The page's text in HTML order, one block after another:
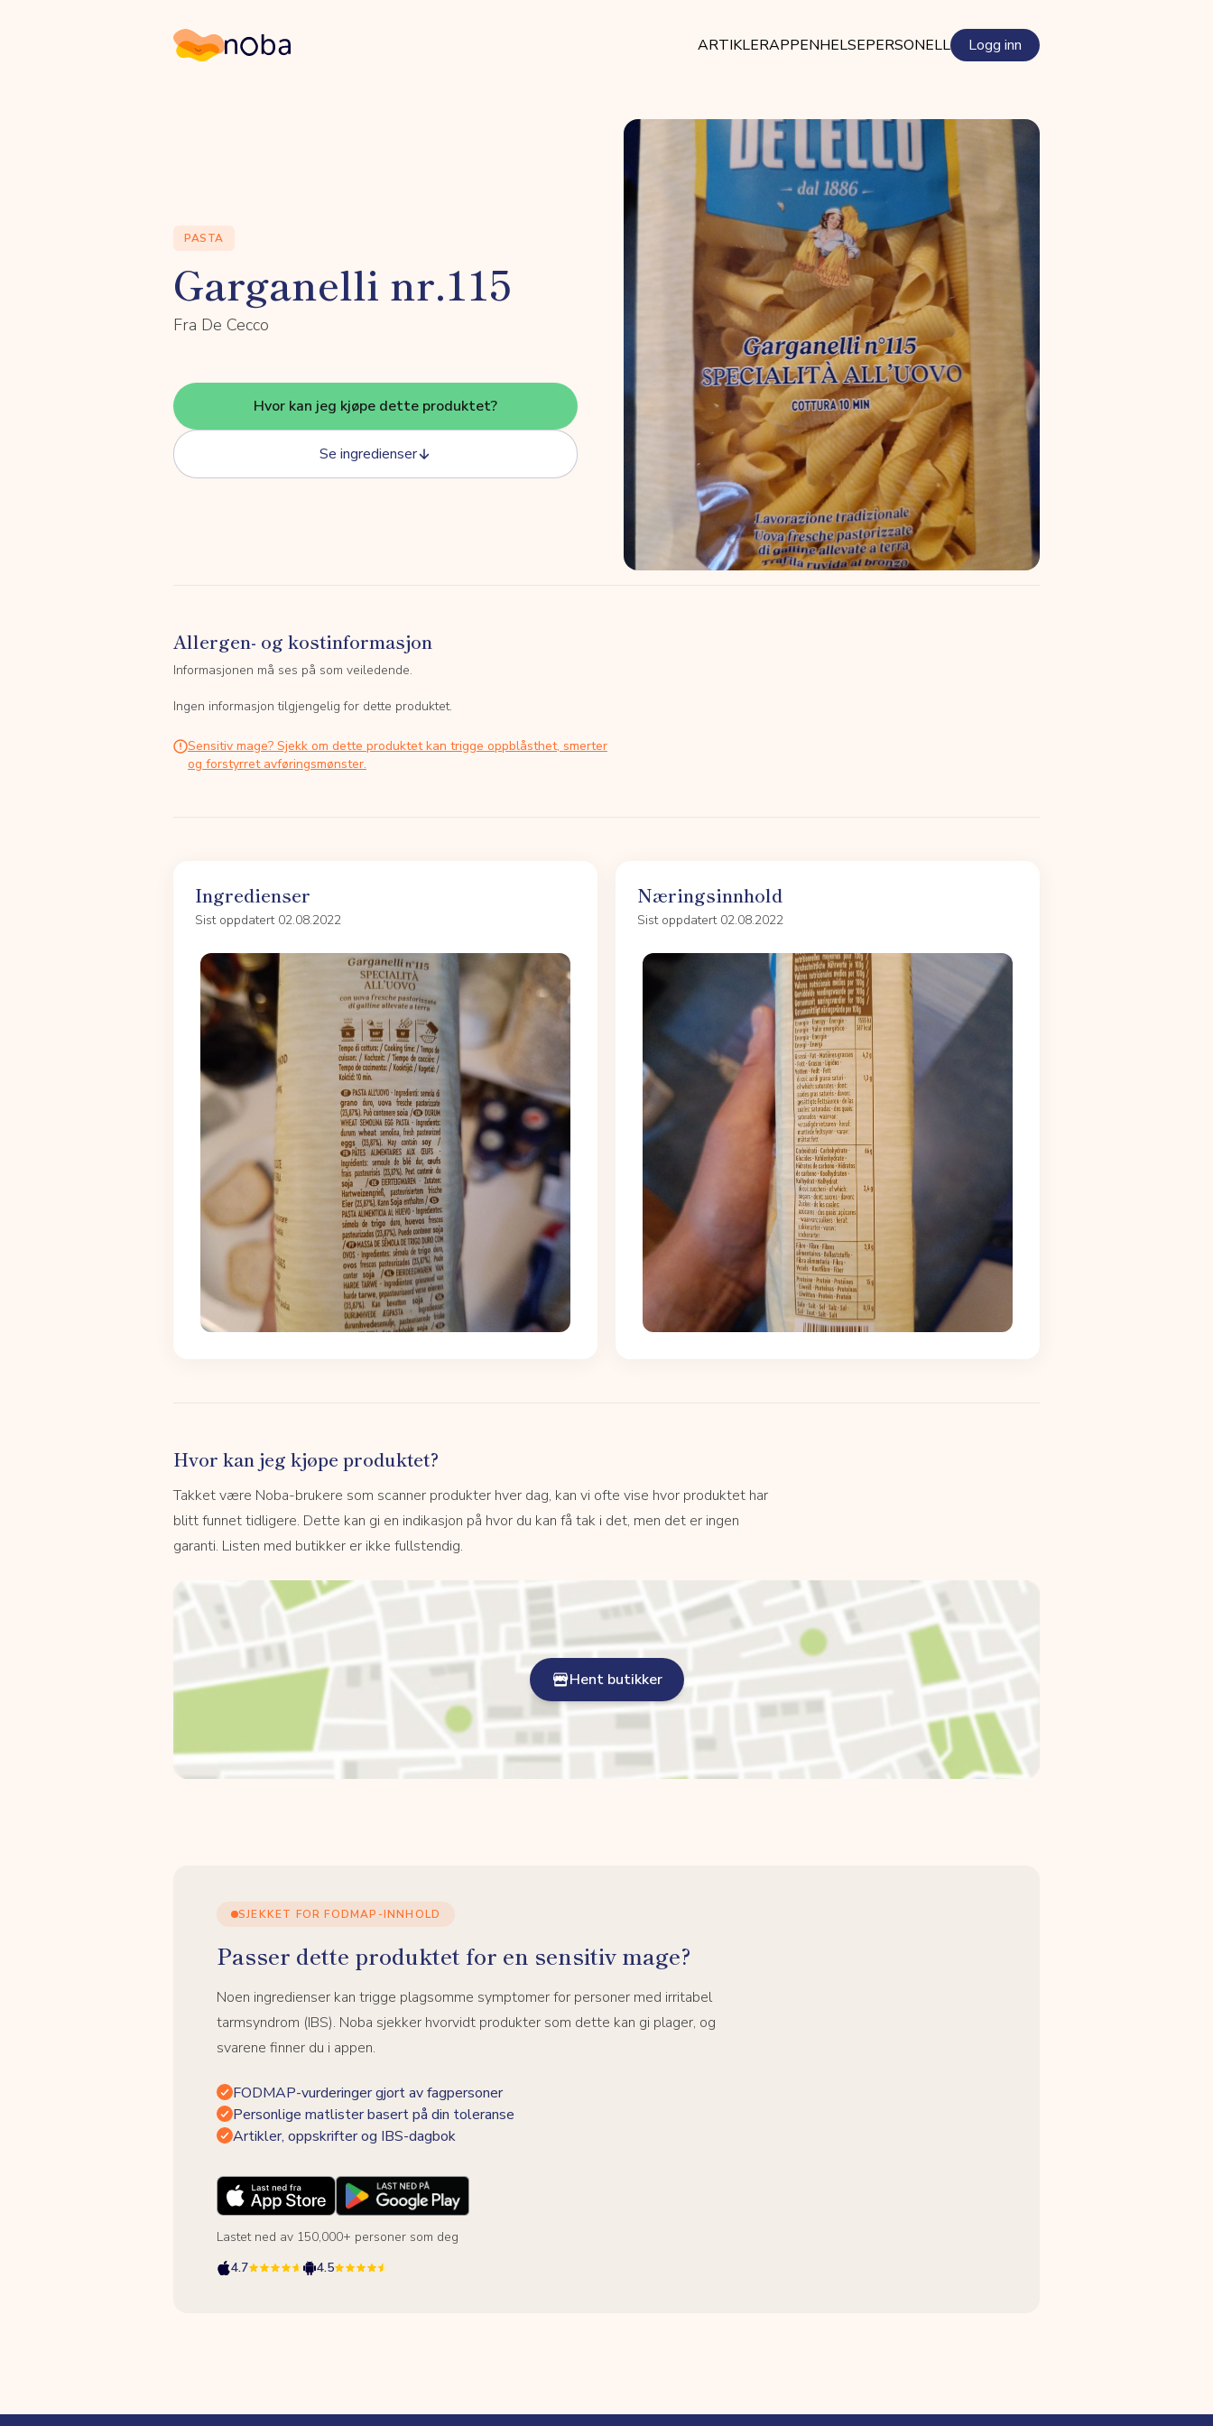
Noba ARTIKLERAPPENHELSEPERSONELL Logg inn
PASTA
Garganelli nr.115
Fra De Cecco
Hvor kan jeg kjøpe dette produktet?
Se ingredienser
Allergen- og kostinformasjon
Informasjonen må ses på som veiledende.
Ingen informasjon tilgjengelig for dette produktet.
Sensitiv mage? Sjekk om dette produktet kan trigge oppblåsthet, smerter
og forstyrret avføringsmønster.
Ingredienser
Sist oppdatert 02.08.2022
Næringsinnhold
Sist oppdatert 02.08.2022
Hvor kan jeg kjøpe produktet?
Takket være Noba-brukere som scanner produkter hver dag, kan vi ofte vise hvor produktet har
blitt funnet tidligere. Dette kan gi en indikasjon på hvor du kan få tak i det, men det er ingen
garanti. Listen med butikker er ikke fullstendig.
Hent butikker
SJEKKET FOR FODMAP-INNHOLD
Passer dette produktet for en sensitiv mage?
Noen ingredienser kan trigge plagsomme symptomer for personer med irritabel
tarmsyndrom (IBS). Noba sjekker hvorvidt produkter som dette kan gi plager, og
svarene finner du i appen.
FODMAP-vurderinger gjort av fagpersoner
Personlige matlister basert på din toleranse
Artikler, oppskrifter og IBS-dagbok
Lastet ned av 150,000+ personer som deg
4.7
4.5